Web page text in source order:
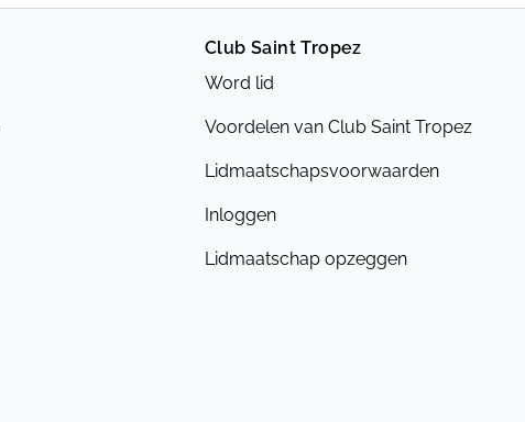
Club Saint Tropez
Word lid
Voordelen van Club Saint Tropez
Lidmaatschapsvoorwaarden
Inloggen
Lidmaatschap opzeggen